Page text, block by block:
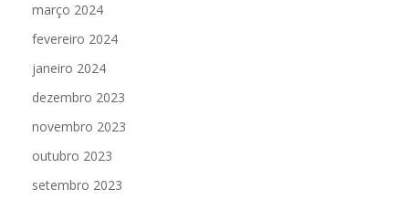
março 2024
fevereiro 2024
janeiro 2024
dezembro 2023
novembro 2023
outubro 2023
setembro 2023